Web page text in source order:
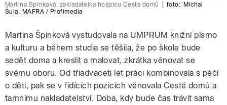
Martina Špinková, zakladatelka hospicu Cesta domů foto: Michal
Šula
MAFRA / Profimedia
Martina Špinková vystudovala na UMPRUM knižní písmo
a kulturu a během studia se těšila, že po škole bude
sedět doma a kreslit a malovat, zkrátka věnovat se
svému oboru. Od třiadvaceti let práci kombinovala s péčí
o děti, pak se v řídících pozicích věnovala Cestě domů a
tamnímu nakladatelství. Doba, kdy bude čas trávit sama